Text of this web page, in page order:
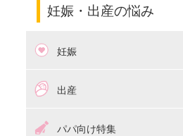
妊娠・出産の悩み
妊娠
つわり
妊娠中の食事
出産
出産準備パパ向け特集